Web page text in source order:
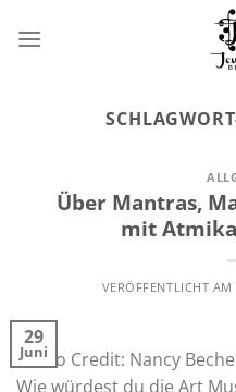
Inhalt
Über Mantras,
mit
VERÖFFENTLICHT AM
29
Juni
Photo Credit: Nancy
Wie würdest du die Art